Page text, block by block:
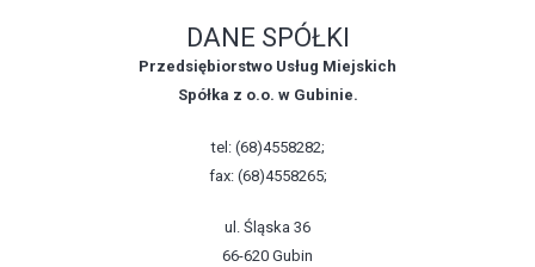
DANE SPÓŁKI
Przedsiębiorstwo Usług Miejskich
Spółka z o.o. w Gubinie.
tel: (68)4558282;
fax: (68)4558265;
ul. Śląska 36
66-620 Gubin